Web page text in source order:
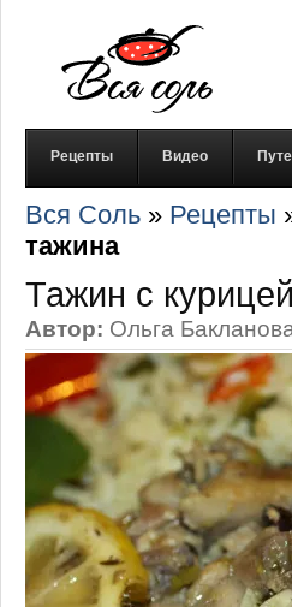
Рецепты Видео
Вся Соль » Рецепты
тажина
Тажин с
Автор: Ольга